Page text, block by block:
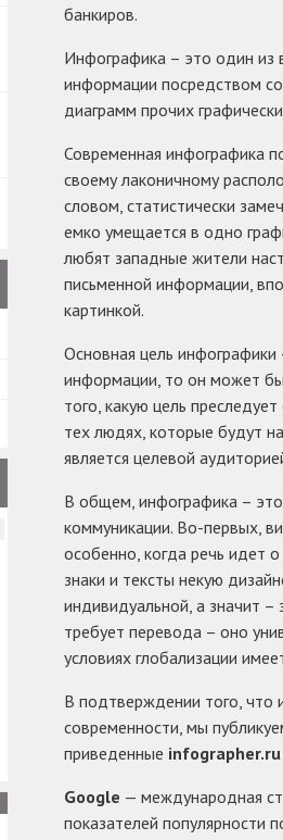
банкиров.
Инфографика – это один из
информации посредством
диаграмм прочих
Современная инфографика
своему лаконичному
словом, статистически
емко умещается в одно
любят западные жители
письменной информации,
картинкой.
Основная цель
информации, то он может
того, какую цель
тех людях, которые будут
является целевой
В общем, инфографика –
коммуникации. Во-первых,
особенно, когда речь идет
знаки и тексты некую
индивидуальной, а значит
требует перевода – оно
условиях глобализации
В подтверждении того, что
современности, мы
приведенные infographer.ru
Google — международная
показателей популярности